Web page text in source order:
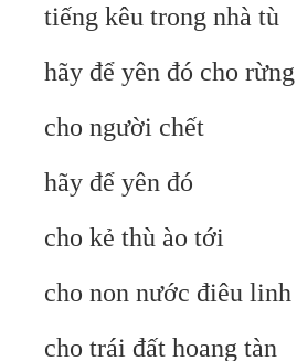
tiếng kêu trong nhà tù
hãy để yên đó cho
cho người chết
hãy để yên đó
cho kẻ thù ào tới
cho non nước điêu linh
cho trái đất hoang tàn